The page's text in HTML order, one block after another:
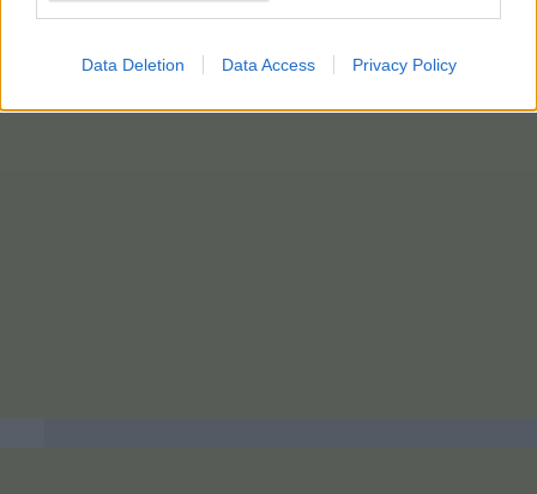
Data Deletion Data Access Privacy Policy